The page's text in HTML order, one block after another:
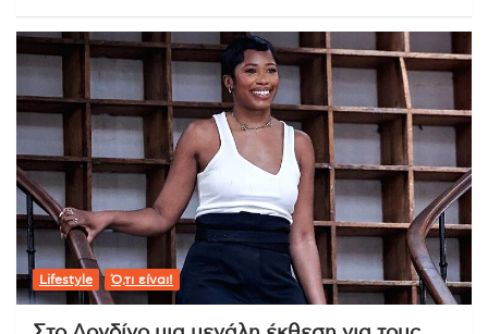
Lifestyle Ό,τι είναι!